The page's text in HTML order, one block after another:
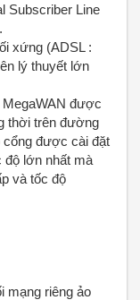
Subscriber Line
xứng (ADSL :
lý thuyết lớn
được
thời trên đường
cổng được cài đặt
độ lớn nhất mà
và tốc độ
mạng riêng ảo